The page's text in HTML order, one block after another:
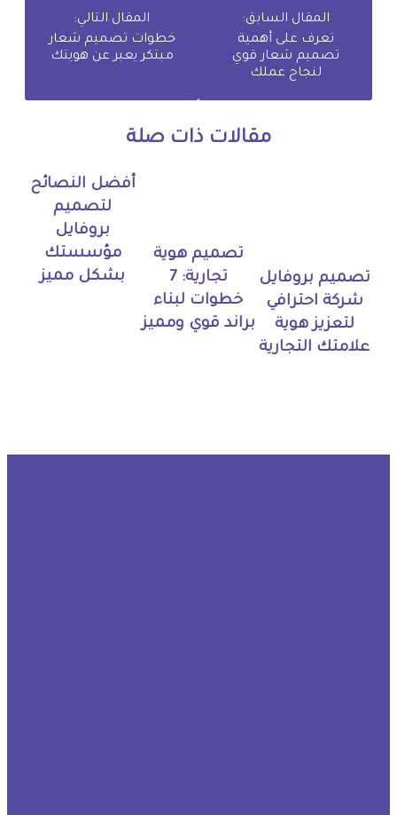
المقال السابق:
تعرف على أهمية
تصميم شعار قوي
لنجاح عملك
المقال التالي:
خطوات تصميم شعار
مبتكر يعبر عن هويتك
مقالات ذات صلة
تصميم بروفايل
شركة احترافي
لتعزيز هوية
علامتك التجارية
تصميم هوية
تجارية: 7
خطوات لبناء
براند قوي ومميز
أفضل النصائح
لتصميم
بروفايل
مؤسستك
بشكل مميز